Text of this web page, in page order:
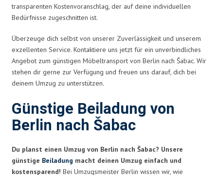
transparenten Kostenvoranschlag, der auf deine individuellen
Bedürfnisse zugeschnitten ist.
Überzeuge dich selbst von unserer Zuverlässigkeit und unserem
exzellenten Service. Kontaktiere uns jetzt für ein unverbindliches
Angebot zum günstigen Möbeltransport von Berlin nach Šabac. Wir
stehen dir gerne zur Verfügung und freuen uns darauf, dich bei
deinem Umzug zu unterstützen.
Günstige Beiladung von
Berlin nach Šabac
Du planst einen Umzug von Berlin nach Šabac? Unsere
günstige Beiladung macht deinen Umzug einfach und
kostensparend! Bei Umzugsmeister Berlin wissen wir, wie